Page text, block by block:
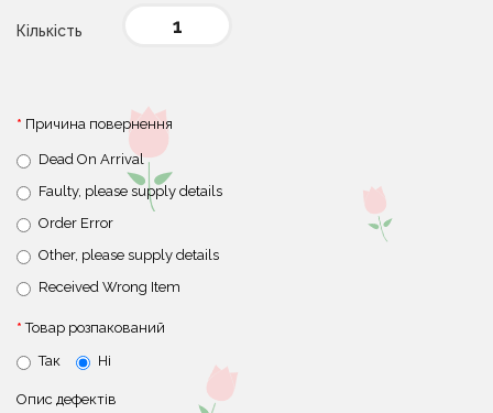
Кількість
Причина повернення
Dead On Arrival
Faulty, please supply details
Order Error
Other, please supply details
Received Wrong Item
Товар розпакований
Так
Ні
Опис дефектів